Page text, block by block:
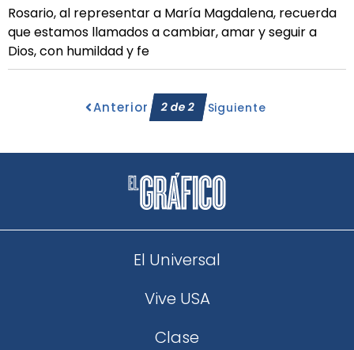
Rosario, al representar a María Magdalena, recuerda
que estamos llamados a cambiar, amar y seguir a
Dios, con humildad y fe
Anterior 2de2 Siguiente
El Universal
Vive USA
Clase